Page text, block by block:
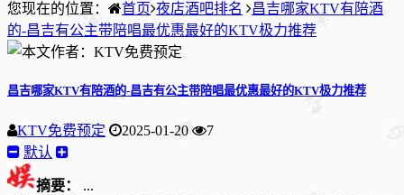
您现在的位置： 首页 夜店酒吧排名
昌吉哪家KTV有陪酒
的-昌吉有公主带陪唱最优惠最好的KTV极力推荐
昌吉哪家KTV有陪酒的-昌吉有公主带陪唱最优惠最好的KTV极力推荐
KTV免费预定 2025-01-20
7
默认
摘要： ...